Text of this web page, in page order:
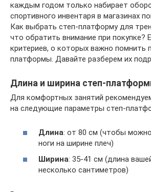
каждым годом только набирает
спортивного инвентаря в магазинах
Как выбрать степ-платформу для
что обратить внимание при покупке?
критериев, о которых важно помнить
платформы. Давайте разберем их
Длина и ширина степ-
Для комфортных занятий
на следующие параметры степ-
Длина: от 80 см (чтобы
ноги на ширине плеч)
Ширина: 35-41 см (длина
несколько сантиметров)